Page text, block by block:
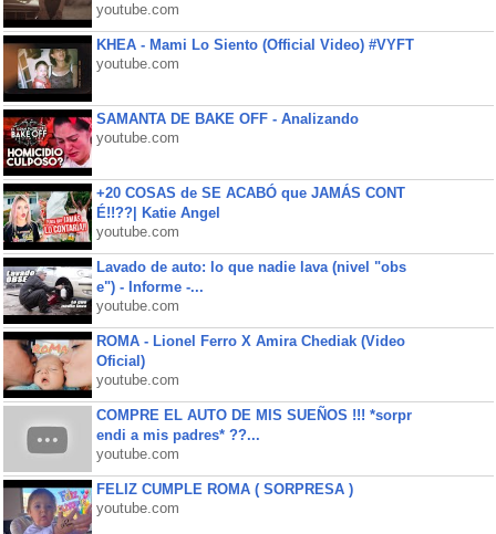
youtube.com
KHEA - Mami Lo Siento (Official Video) #VYFT
youtube.com
SAMANTA DE BAKE OFF - Analizando
youtube.com
+20 COSAS de SE ACABÓ que JAMÁS CONT
É!!??| Katie Angel
youtube.com
Lavado de auto: lo que nadie lava (nivel "obs
e") - Informe -...
youtube.com
ROMA - Lionel Ferro X Amira Chediak (Video
Oficial)
youtube.com
COMPRE EL AUTO DE MIS SUEÑOS !!! *sorpr
endi a mis padres* ??...
youtube.com
FELIZ CUMPLE ROMA ( SORPRESA )
youtube.com